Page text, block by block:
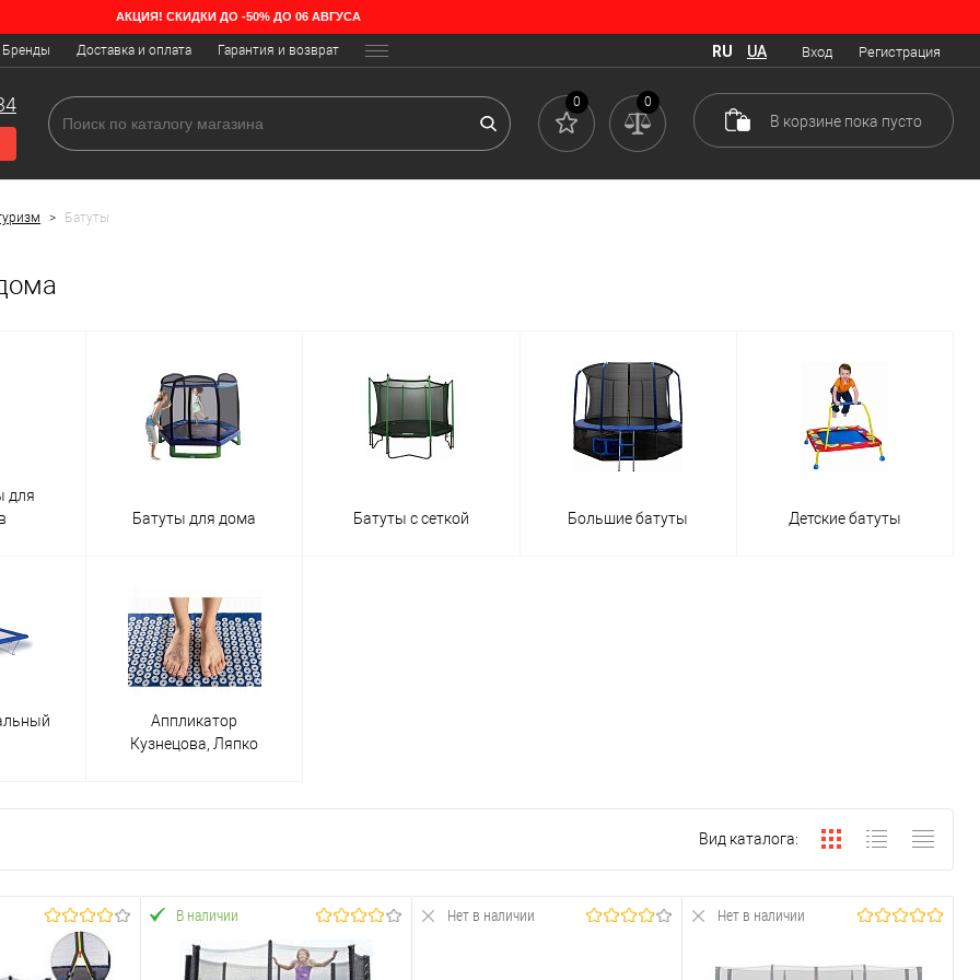
обычно против таких “упражнений”. Производители спорттоваров помогли старшим остановить погром в квартире, разработав
тренажера, с помощью которого можно физически развивать малыша. Сюда можно отнести укрепление мышечных
равновесия.
Они существуют в разных формах и цветах. В состав входит армированная сетка, полимерные и лавсановые материалы. Основное
месте и мягкость, минимизирующая риск травм.
уход, прослужит не более пяти лет.
и дети. К существенным плюсам можно отнести устойчивость к перепадам температур, что позволит установить изделие в доме и
поэтому не покупайте их, если в вашем доме потолки ниже трех метров.
вариант для использования в домашних условиях. Средний размер моделей — от 70 до 100 см, а высота не превышает 30 см.
потолком. В среднем, такой мини-батут выдерживает до 50 кг. Комплектуется специальной ручкой, за которую ребенок может
сможет даже годовалый малыш.
изучите все характеристики батута для дома и советы по выбору.
АКЦИЯ! СКИДКИ ДО -50% ДО 06 АВГУСА
Бренды Доставка и оплата Гарантия и возврат Вход Регистрация
RU UA
0 0
В корзине пока пусто
> Батуты
для
Батуты для дома Батуты с сеткой Большие батуты Детские батуты
Аппликатор
Кузнецова, Ляпко
Вид каталога:
В наличии Нет в наличии Нет в наличии